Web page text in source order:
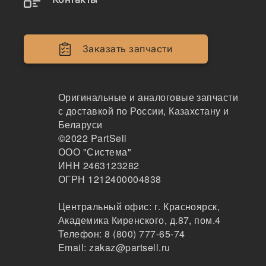
Заказать запчасти
Оригинальные и аналоговые запчасти
с доставкой по России, Казахстану и
Беларуси
©2022 PartSell
ООО "Система"
ИНН 2463123282
ОГРН 1212400004838
Центральный офис: г. Красноярск,
Академика Киренского, д.87, пом.4
Телефон:8 (800) 777-65-74
Email:zakaz@partsell.ru
Кабина
Системы смазки
Электрика
Навесное оборудование
Показывать всё меню
Спецтехника Производители